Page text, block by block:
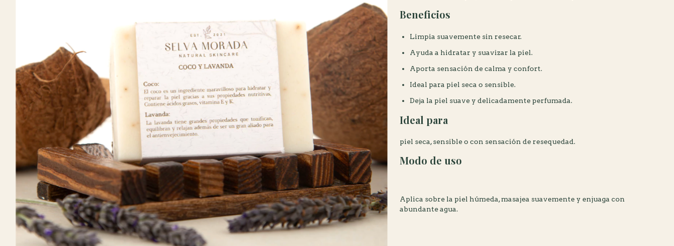
Beneficios
Limpia suavemente sin resecar.
Ayuda a hidratar y suavizar la piel.
Aporta sensación de calma y confort.
Ideal para piel seca o sensible.
Deja la piel suave y delicadamente perfumada.
Ideal para
piel seca, sensible o con sensación de resequedad.
Modo de uso
Aplica sobre la piel húmeda, masajea suavemente y enjuaga con
abundante agua.